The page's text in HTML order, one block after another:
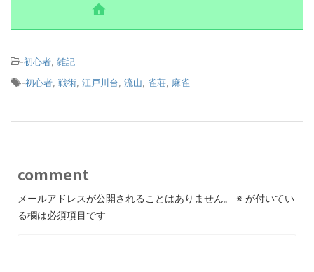
-初心者, 雑記
-初心者, 戦術, 江戸川台, 流山, 雀荘, 麻雀
comment
メールアドレスが公開されることはありません。 ※ が付いてい
る欄は必須項目です